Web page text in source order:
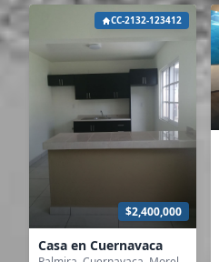
CC-2132-123412
$2,400,000
Casa en Cuernavaca